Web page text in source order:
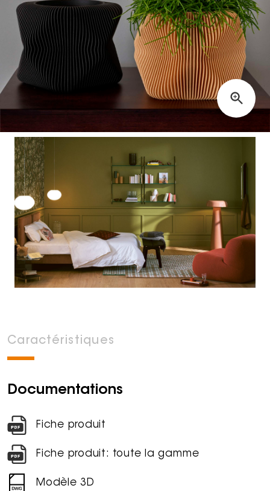
Caractéristiques
Documentations
Fiche produit
Fiche produit: toute la gamme
Modèle 3D